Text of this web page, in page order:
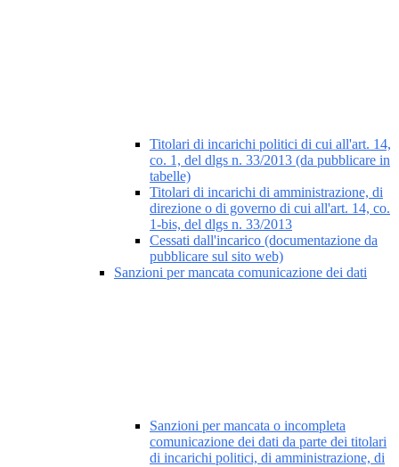
Titolari di incarichi politici di cui all'art. 14,
co. 1, del dlgs n. 33/2013 (da pubblicare in
tabelle)
Titolari di incarichi di amministrazione, di
direzione o di governo di cui all'art. 14, co.
1-bis, del dlgs n. 33/2013
Cessati dall'incarico (documentazione da
pubblicare sul sito web)
Sanzioni per mancata comunicazione dei dati
Sanzioni per mancata o incompleta
comunicazione dei dati da parte dei titolari
di incarichi politici, di amministrazione, di